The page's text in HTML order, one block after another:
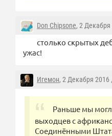
Don Chipsone, 2 Декабря
столько скрытых
ужас!
Игемон, 2 Декабря 2016 ,
Раньше мы
выходцев с
Соединёнными